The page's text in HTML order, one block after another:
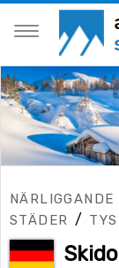
STÄDER
/